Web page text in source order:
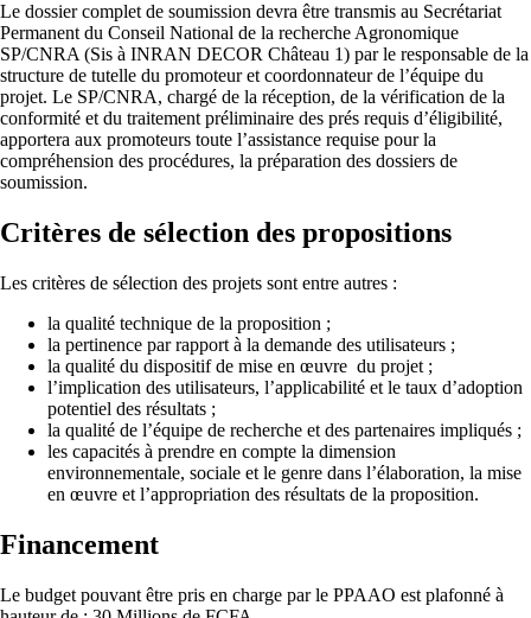
Le dossier complet de soumission devra être transmis au Secrétariat
Permanent du Conseil National de la recherche Agronomique
SP/CNRA (Sis à INRAN DECOR Château 1) par le responsable de la
structure de tutelle du promoteur et coordonnateur de l’équipe du
projet. Le SP/CNRA, chargé de la réception, de la vérification de la
conformité et du traitement préliminaire des prés requis d’éligibilité,
apportera aux promoteurs toute l’assistance requise pour la
compréhension des procédures, la préparation des dossiers de
soumission.
Critères de sélection des propositions
Les critères de sélection des projets sont entre autres :
la qualité technique de la proposition ;
la pertinence par rapport à la demande des utilisateurs ;
la qualité du dispositif de mise en œuvre du projet ;
l’implication des utilisateurs, l’applicabilité et le taux d’adoption
potentiel des résultats ;
la qualité de l’équipe de recherche et des partenaires impliqués ;
les capacités à prendre en compte la dimension
environnementale, sociale et le genre dans l’élaboration, la mise
en œuvre et l’appropriation des résultats de la proposition.
Financement
Le budget pouvant être pris en charge par le PPAAO est plafonné à